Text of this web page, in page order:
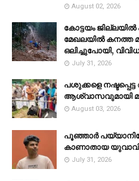
August 02, 2026
കോട്ടയം
മേഖലയില്‍ കനത്ത
ഒലിച്ചുപോയി,
July 31, 2026
പശുക്കളെ
ആശ്വാസവുമായി
August 03, 2026
പൂഞ്ഞാര്‍
കാണാതായ
July 31, 2026